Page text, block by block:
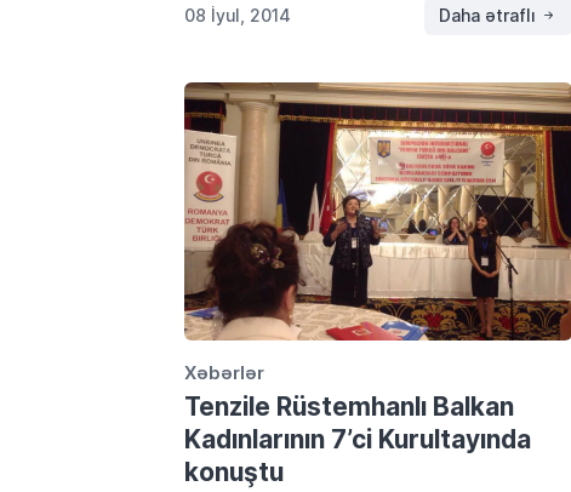
üzülürsun. Bazıları “sözde” Milleti için […]
08 İyul, 2014 Daha ətraflı
Xəbərlər
Tenzile Rüstemhanlı Balkan
Kadınlarının 7’ci Kurultayında
konuştu